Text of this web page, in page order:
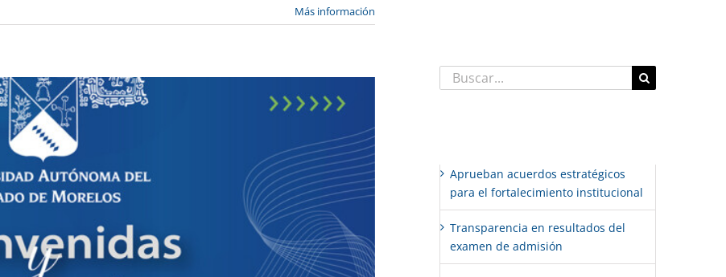
Más información
Buscar:
Aprueban acuerdos estratégicos
para el fortalecimiento institucional
Transparencia en resultados del
examen de admisión